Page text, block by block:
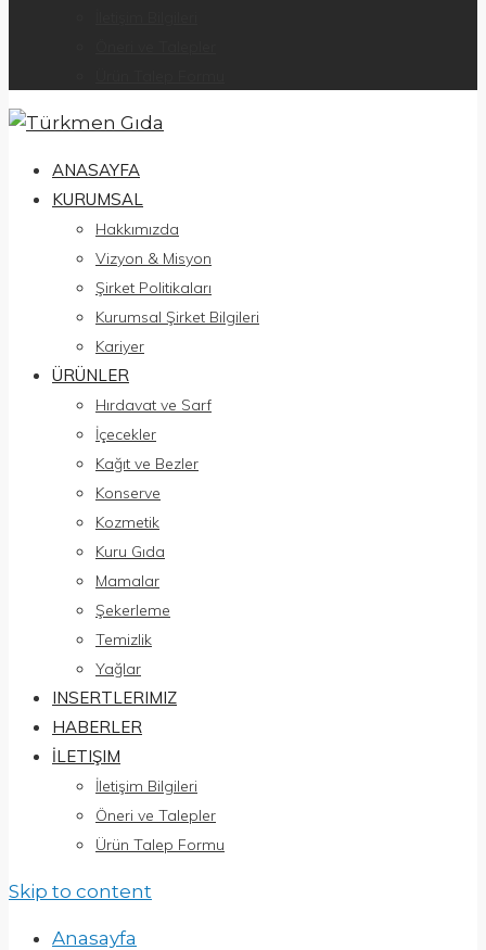
ANASAYFA
KURUMSAL
Hakkımızda
Vizyon & Misyon
Şirket Politikaları
Kurumsal Şirket Bilgileri
Kariyer
ÜRÜNLER
Hırdavat ve Sarf
İçecekler
Kağıt ve Bezler
Konserve
Kozmetik
Kuru Gıda
Mamalar
Şekerleme
Temizlik
Yağlar
INSERTLERIMIZ
HABERLER
İLETIŞIM
İletişim Bilgileri
Öneri ve Talepler
Ürün Talep Formu
Skip to content
Anasayfa